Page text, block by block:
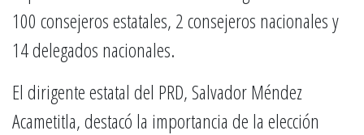
100 consejeros estatales, 2 consejeros nacionales y
14 delegados nacionales.
El dirigente estatal del PRD, Salvador Méndez
Acametitla, destacó la importancia de la elección